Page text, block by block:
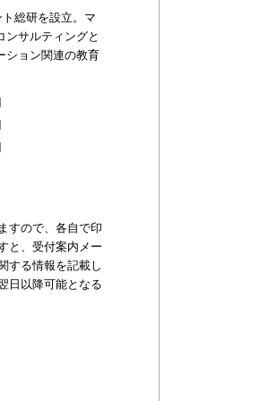
総研を設立。マ
ンサルティングと
ション関連の教育
すので、各自で印
と、受付案内メー
する情報を記載し
日以降可能となる